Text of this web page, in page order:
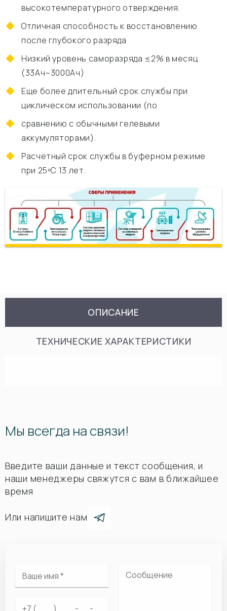
высокотемпературного отверждения.
Отличная способность к восстановлению
после глубокого разряда
Низкий уровень саморазряда ≤2% в месяц
(33Ач~3000Ач)
Еще более длительный срок службы при
циклическом использовании (по
сравнению с обычными гелевыми
аккумуляторами).
Расчетный срок службы в буферном режиме
при 25ºC 13 лет.
ОПИСАНИЕ
ТЕХНИЧЕСКИЕ ХАРАКТЕРИСТИКИ
Мы всегда на связи!
Введите ваши данные и текст сообщения, и
наши менеджеры свяжутся с вам в ближайшее
время
Или напишите нам